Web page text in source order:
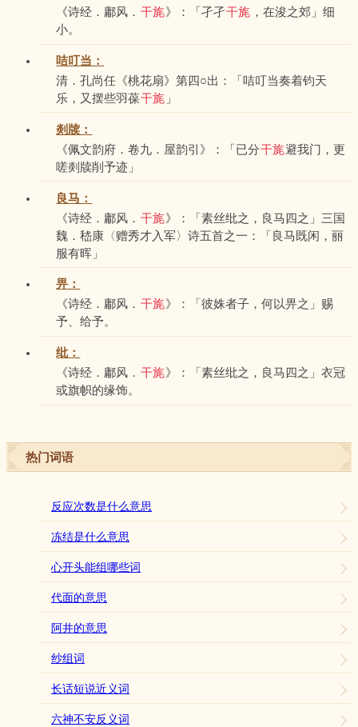
《诗经．鄘风． 干旄》：「孑孑干旄 ，在浚之郊」细
小。
咭叮当：
清．孔尚任《桃花扇》第四○出：「咭叮当奏着钧天
乐，又摆些羽葆干旄 」
剡牍：
《佩文韵府．卷九．屋韵引》：「已分干旄避我门，更
嗟剡牍削予迹」
良马：
《诗经．鄘风． 干旄》：「素丝纰之，良马四之」三国
魏．嵇康〈赠秀才入军〉诗五首之一：「良马既闲，丽
服有晖」
畀：
《诗经．鄘风． 干旄》：「彼姝者子，何以畀之」赐
予、给予。
纰：
《诗经．鄘风． 干旄》：「素丝纰之，良马四之」衣冠
或旗帜的缘饰。
热门词语
反应次数是什么意思
冻结是什么意思
心开头能组哪些词
代面的意思
阿井的意思
纱组词
长话短说近义词
六神不安反义词